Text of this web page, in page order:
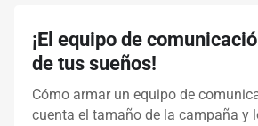
¡El equipo de
de tus sueños!
Cómo armar un equipo de
cuenta el tamaño de la campaña y